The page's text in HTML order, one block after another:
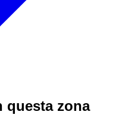
questa zona